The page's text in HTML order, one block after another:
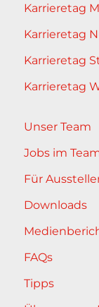
Karrieretag
Karrieretag
Karrieretag
Karrieretag
Unser Team
Jobs im
Für
Downloads
FAQs
Tipps